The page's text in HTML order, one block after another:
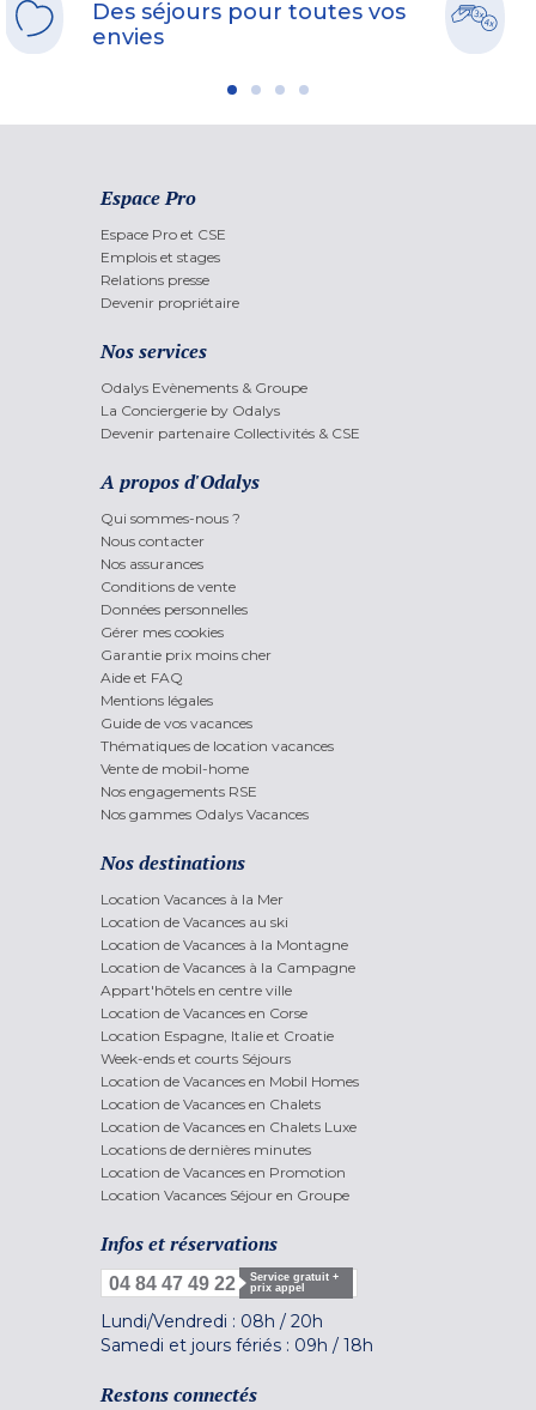
Des séjours pour toutes vos
envies
Espace Pro
Espace Pro et CSE
Emplois et stages
Relations presse
Devenir propriétaire
Nos services
Odalys Evènements & Groupe
La Conciergerie by Odalys
Devenir partenaire Collectivités & CSE
A propos d'Odalys
Qui sommes-nous ?
Nous contacter
Nos assurances
Conditions de vente
Données personnelles
Gérer mes cookies
Garantie prix moins cher
Aide et FAQ
Mentions légales
Guide de vos vacances
Thématiques de location vacances
Vente de mobil-home
Nos engagements RSE
Nos gammes Odalys Vacances
Nos destinations
Location Vacances à la Mer
Location de Vacances au ski
Location de Vacances à la Montagne
Location de Vacances à la Campagne
Appart'hôtels en centre ville
Location de Vacances en Corse
Location Espagne, Italie et Croatie
Week-ends et courts Séjours
Location de Vacances en Mobil Homes
Location de Vacances en Chalets
Location de Vacances en Chalets Luxe
Locations de dernières minutes
Location de Vacances en Promotion
Location Vacances Séjour en Groupe
Infos et réservations
04 84 47 49 22
Service gratuit +
prix appel
Lundi/Vendredi : 08h / 20h
Samedi et jours fériés : 09h / 18h
Restons connectés